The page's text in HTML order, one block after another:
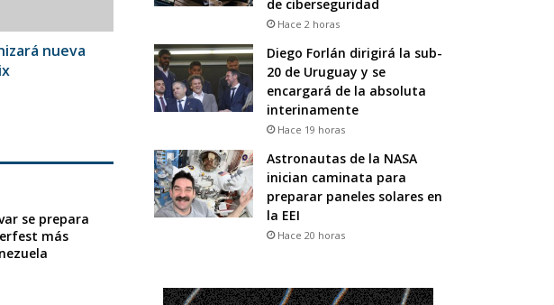
nueva
se prepara
más
de ciberseguridad
Hace 2 horas
Diego Forlán dirigirá la sub-
20 de Uruguay y se
encargará de la absoluta
interinamente
Hace 19 horas
Astronautas de la NASA
inician caminata para
preparar paneles solares en
la EEI
Hace 20 horas